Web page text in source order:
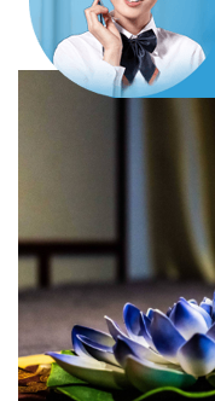
无一不体